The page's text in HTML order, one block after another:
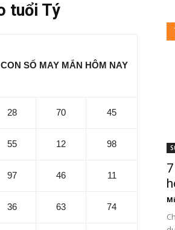
tuổi Tý
CON SỐ MAY MẮN HÔM NAY
28 70 45
55 12 98
97 46 11
36 63 74